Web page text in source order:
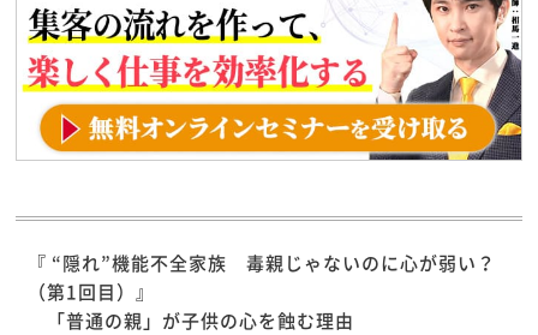
『 “隠れ”機能不全家族 毒親じゃないのに心が弱い？
（第1回目）』
「普通の親」が子供の心を蝕む理由